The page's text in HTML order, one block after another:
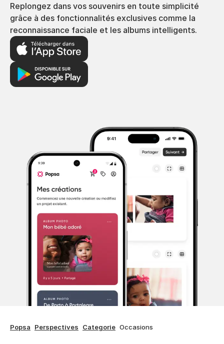
Replongez dans vos souvenirs en toute simplicité
grâce à des fonctionnalités exclusives comme la
reconnaissance faciale et les albums intelligents.
Popsa Perspectives Categorie Occasions